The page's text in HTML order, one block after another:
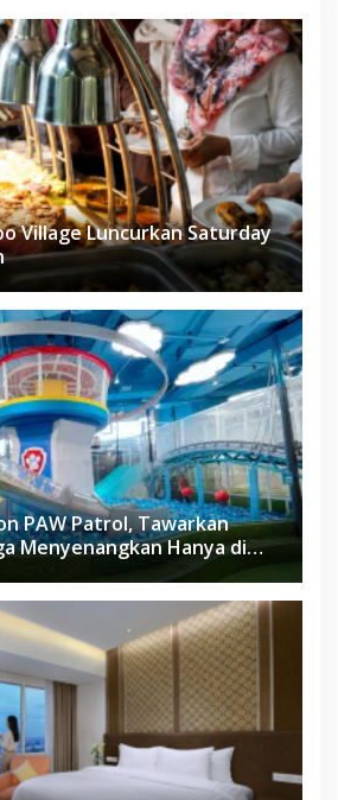
Village Luncurkan Saturday
PAW Patrol, Tawarkan
Menyenangkan Hanya di